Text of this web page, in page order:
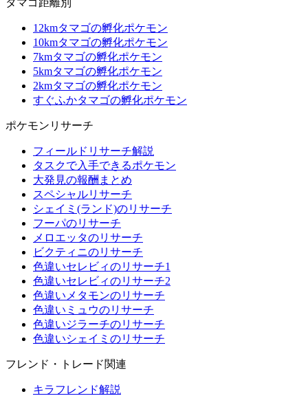
タマゴ距離別
12kmタマゴの孵化ポケモン
10kmタマゴの孵化ポケモン
7kmタマゴの孵化ポケモン
5kmタマゴの孵化ポケモン
2kmタマゴの孵化ポケモン
すぐふかタマゴの孵化ポケモン
ポケモンリサーチ
フィールドリサーチ解説
タスクで入手できるポケモン
大発見の報酬まとめ
スペシャルリサーチ
シェイミ(ランド)のリサーチ
フーパのリサーチ
メロエッタのリサーチ
ビクティニのリサーチ
色違いセレビィのリサーチ1
色違いセレビィのリサーチ2
色違いメタモンのリサーチ
色違いミュウのリサーチ
色違いジラーチのリサーチ
色違いシェイミのリサーチ
フレンド・トレード関連
キラフレンド解説